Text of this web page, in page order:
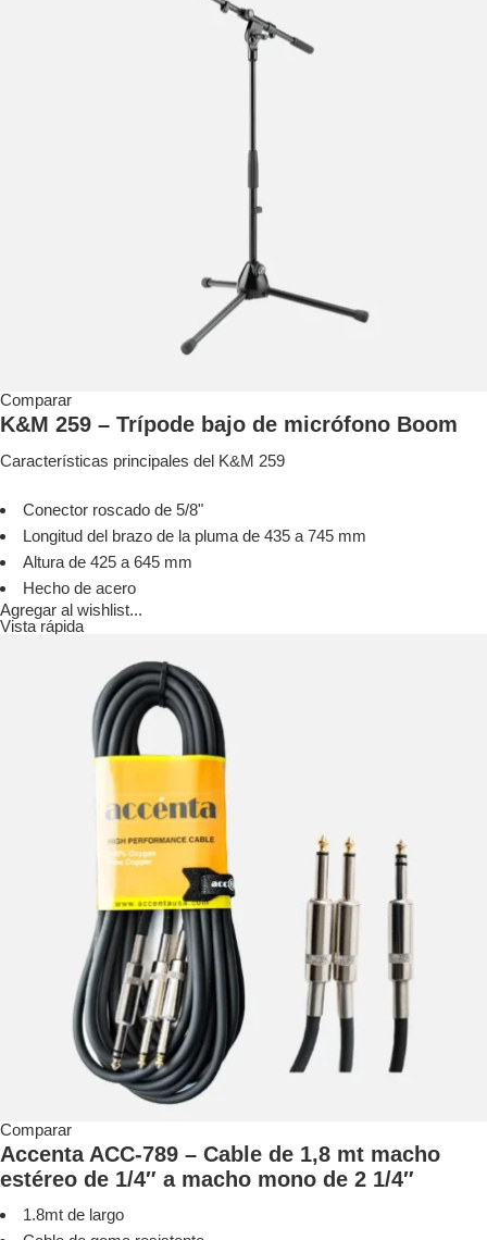
Comparar
K&M 259 – Trípode bajo de micrófono Boom
Características principales del K&M 259
Conector roscado de 5/8"
Longitud del brazo de la pluma de 435 a 745 mm
Altura de 425 a 645 mm
Hecho de acero
Agregar al wishlist...
Vista rápida
Comparar
Accenta ACC-789 – Cable de 1,8 mt macho
estéreo de 1/4″ a macho mono de 2 1/4″
1.8mt de largo